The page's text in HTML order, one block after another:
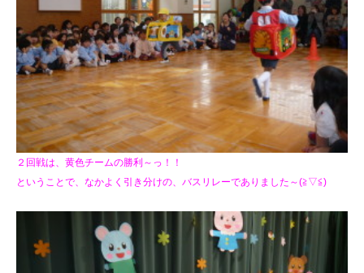
２回戦は、黄色チームの勝利～っ！！
ということで、なかよく引き分けの、 バスリレーでありました～(≧▽≦)